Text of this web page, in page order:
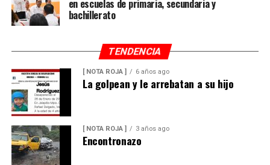
en escuelas de primaria, secundaria y
bachillerato
TENDENCIA
[ NOTA ROJA ] 6 años ago
La golpean y le arrebatan a su hijo
[ NOTA ROJA ] 3 años ago
Encontronazo